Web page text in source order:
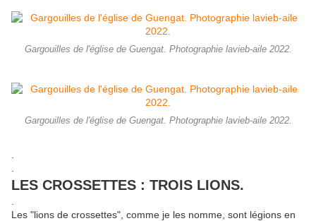
Gargouilles de l'église de Guengat. Photographie lavieb-aile 2022.
Gargouilles de l'église de Guengat. Photographie lavieb-aile 2022.
LES CROSSETTES : TROIS LIONS.
Les "lions de crossettes", comme je les nomme, sont légions en